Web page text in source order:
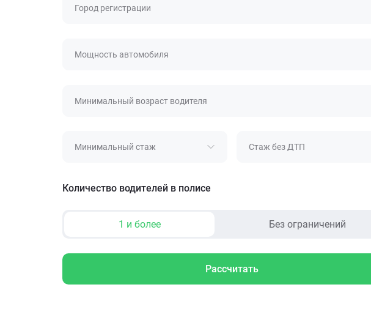
Город регистрации
Мощность автомобиля
Минимальный возраст водителя
Минимальный стаж Стаж без ДТП
Количество водителей в полисе
1 и более Без ограничений
Рассчитать